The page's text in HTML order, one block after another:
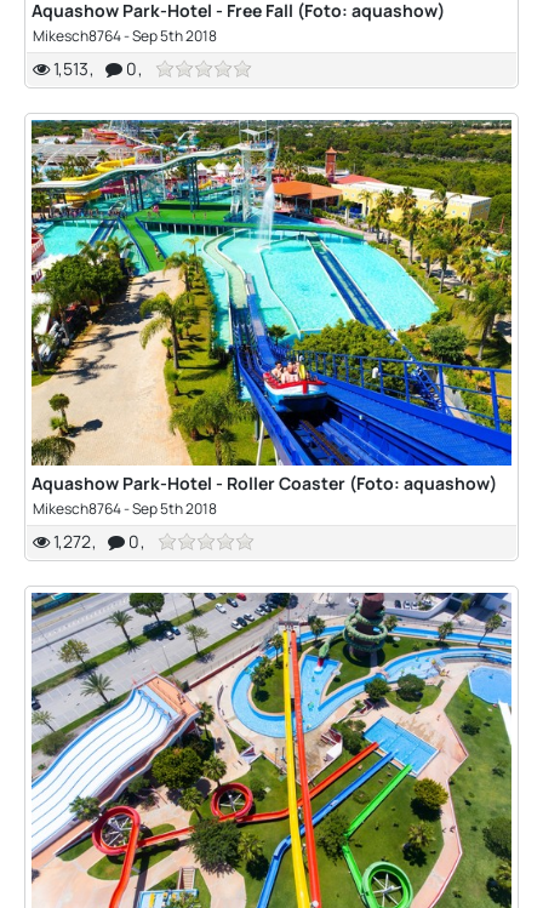
Aquashow Park-Hotel - Free Fall (Foto: aquashow)
Mikesch8764-Sep 5th 2018
1,513 0
Aquashow Park-Hotel - Roller Coaster (Foto: aquashow)
Mikesch8764-Sep 5th 2018
1,272 0